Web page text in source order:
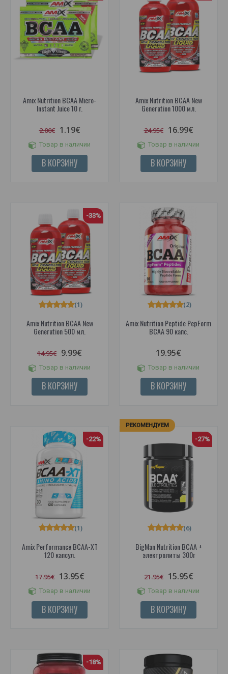
Amix Nutrition BCAA Micro-
Instant Juice 10 г.
2.00€ 1.19€
Товар в наличии
В КОРЗИНУ
Amix Nutrition BCAA New
Generation 1000 мл.
24.95€ 16.99€
Товар в наличии
В КОРЗИНУ
-33%
Amix Nutrition BCAA New
Generation 500 мл.
(1)
14.95€ 9.99€
Товар в наличии
В КОРЗИНУ
Amix Nutrition Peptide PepForm
BCAA 90 капс.
(2)
19.95€
Товар в наличии
В КОРЗИНУ
-22%
Amix Performance BCAA-XT
120 капсул.
(1)
17.95€ 13.95€
Товар в наличии
В КОРЗИНУ
РЕКОМЕНДУЕМ
-27%
BigMan Nutrition BCAA +
электролиты 300г
(6)
21.95€ 15.95€
Товар в наличии
В КОРЗИНУ
-18%